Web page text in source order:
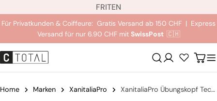
p
r
a
c
h
EN
IT
FR
Für Privatkunden & Coiffeure: Gratis Versand ab 150 CHF | Express
Versand für nur 6.90 CHF mit SwissPost 🇨🇭
Anmeldung
Home Marken XanitaliaPro XanitaliaPro Übungskopf Tecno Cut Langhaar